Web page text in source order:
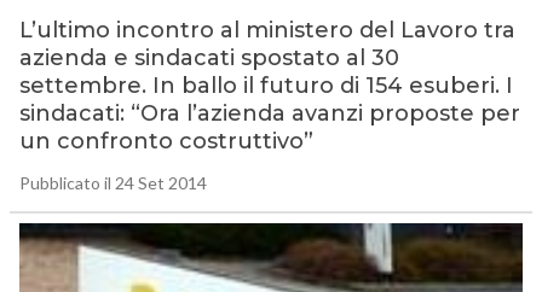
L’ultimo incontro al ministero del Lavoro tra
azienda e sindacati spostato al 30
settembre. In ballo il futuro di 154 esuberi. I
sindacati: “Ora l’azienda avanzi proposte per
un confronto costruttivo”
Pubblicato il 24 Set 2014